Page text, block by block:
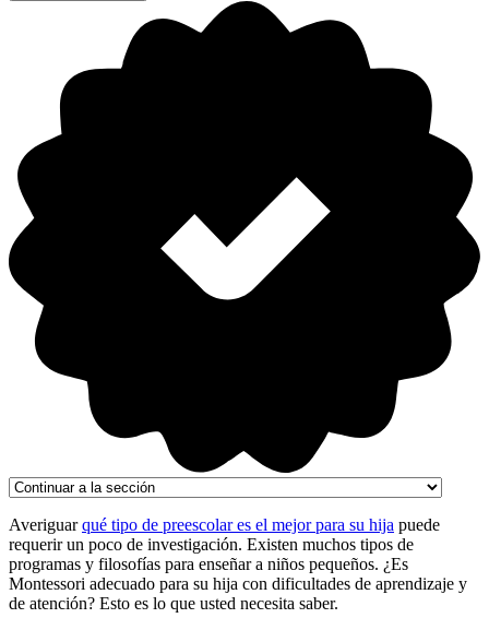
Averiguarqué tipo de preescolar es el mejor para su hija puede
requerir un poco de investigación. Existen muchos tipos de
programas y filosofías para enseñar a niños pequeños. ¿Es
Montessori adecuado para su hija con dificultades de aprendizaje y
de atención? Esto es lo que usted necesita saber.